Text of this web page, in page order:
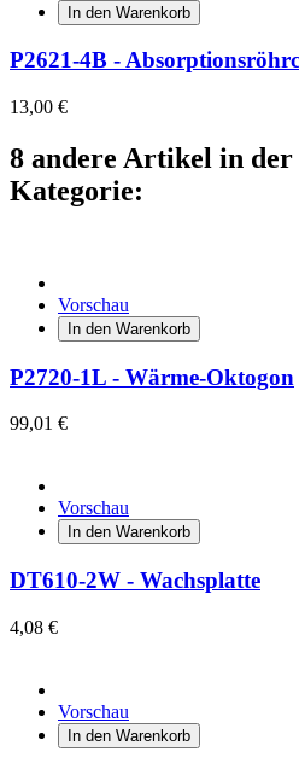
In den Warenkorb
P2621-4B -
13,00 €
8 andere Artikel in der
Kategorie:
Vorschau
In den Warenkorb
P2720-1L - Wärme-Oktogon
99,01 €
Vorschau
In den Warenkorb
DT610-2W - Wachsplatte
4,08 €
Vorschau
In den Warenkorb